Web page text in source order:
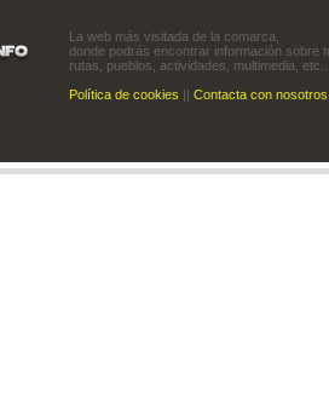
La web más visitada de la comarca,
donde podrás encontrar información sobre
rutas, pueblos, actividades, multimedia,
Política de cookies || Contacta con nosotros